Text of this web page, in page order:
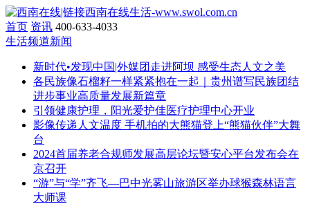
首页 资讯 400-633-4033
生活频道新闻
新时代•发现中国|外媒团走进阿坝 感受生态人文之美
各民族像石榴籽一样紧紧抱在一起｜贵州谱写民族团结
进步事业高质量发展新篇章
引领健康护理，阳光爱护佳医疗护理中心开业
影像传递人文温度 手机拍的大熊猫登上“熊猫伙伴”大舞
台
2024首届养老合规师发展高层论坛暨安心平台发布会在
京召开
“游”与“学”齐飞—巴中光雾山旅游区举办球猴森林语言
大师课